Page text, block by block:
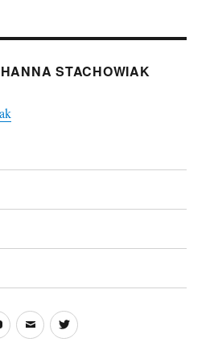
STACHOWIAK
YouTube
E-
mail
Twitter